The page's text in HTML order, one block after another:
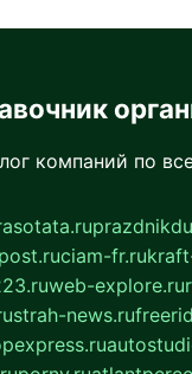
компаний по
ciam-fr.ru
web-explore.ru
strah-news.ru